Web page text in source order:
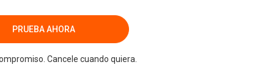
PRUEBA AHORA
Cancele cuando quiera.